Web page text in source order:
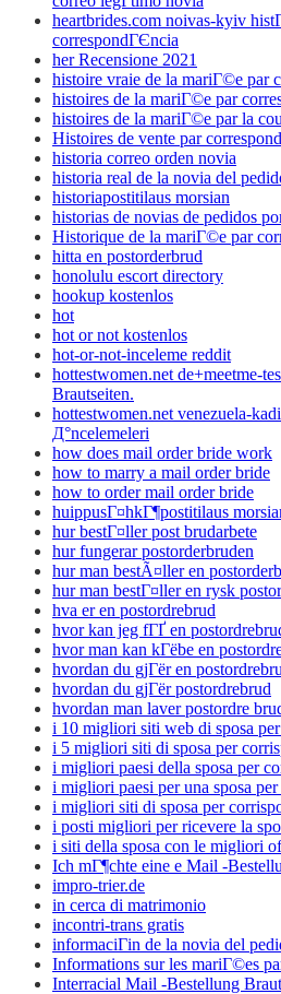
heartbrides.com noivas-kyiv
correspondГЄncia
her Recensione 2021
histoire vraie de la mariГ©e par
histoires de la mariГ©e par
histoires de la mariГ©e par la
Histoires de vente par
historia correo orden novia
historia real de la novia del
historiapostitilaus morsian
historias de novias de pedidos
Historique de la mariГ©e par
hitta en postorderbrud
honolulu escort directory
hookup kostenlos
hot
hot or not kostenlos
hot-or-not-inceleme reddit
hottestwomen.net de+meetme-
Brautseiten.
hottestwomen.net venezuela-
Д°ncelemeleri
how does mail order bride work
how to marry a mail order bride
how to order mail order bride
huippusГ¤hkГ¶postitilaus
hur bestГ¤ller post brudarbete
hur fungerar postorderbruden
hur man bestÃ¤ller en
hur man bestГ¤ller en rysk
hva er en postordrebrud
hvor kan jeg fГҐ en
hvor man kan kГёbe en
hvordan du gjГёr en
hvordan du gjГёr postordrebrud
hvordan man laver postordre
i 10 migliori siti web di sposa
i 5 migliori siti di sposa per
i migliori paesi della sposa per
i migliori paesi per una sposa
i migliori siti di sposa per
i posti migliori per ricevere la
i siti della sposa con le migliori
Ich mГ¶chte eine e Mail -
impro-trier.de
in cerca di matrimonio
incontri-trans gratis
informaciГіn de la novia del
Informations sur les mariГ©es
Interracial Mail -Bestellung Braut